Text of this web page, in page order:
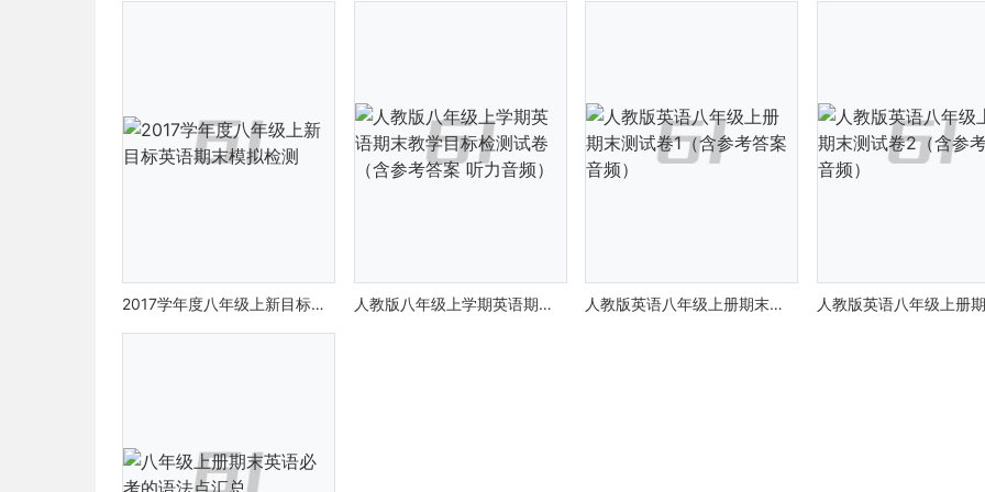
2017学年度八年级上新目标英语期末模拟检测 人教版八年级上学期英语期末教学目标检测试卷（含参考答案 听力音频） 人教版英语八年级上册期末测试卷1（含参考答案 音频）